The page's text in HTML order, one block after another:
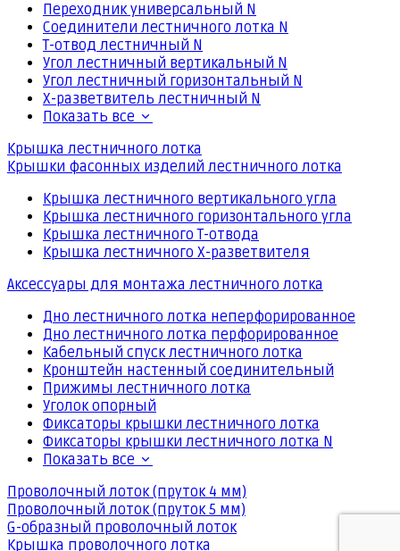
Переходник универсальный N
Соединители лестничного лотка N
Т-отвод лестничный N
Угол лестничный вертикальный N
Угол лестничный горизонтальный N
Х-разветвитель лестничный N
Показать все
Крышка лестничного лотка
Крышки фасонных изделий лестничного лотка
Крышка лестничного вертикального угла
Крышка лестничного горизонтального угла
Крышка лестничного Т-отвода
Крышка лестничного Х-разветвителя
Аксессуары для монтажа лестничного лотка
Дно лестничного лотка неперфорированное
Дно лестничного лотка перфорированное
Кабельный спуск лестничного лотка
Кронштейн настенный соединительный
Прижимы лестничного лотка
Уголок опорный
Фиксаторы крышки лестничного лотка
Фиксаторы крышки лестничного лотка N
Показать все
Проволочный лоток (пруток 4 мм)
Проволочный лоток (пруток 5 мм)
G-образный проволочный лоток
Крышка проволочного лотка